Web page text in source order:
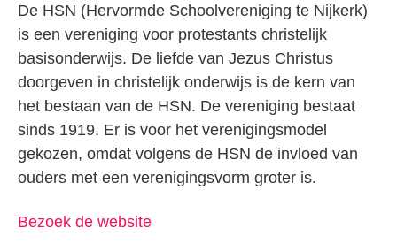
De HSN (Hervormde Schoolvereniging te Nijkerk)
is een vereniging voor protestants christelijk
basisonderwijs. De liefde van Jezus Christus
doorgeven in christelijk onderwijs is de kern van
het bestaan van de HSN. De vereniging bestaat
sinds 1919. Er is voor het verenigingsmodel
gekozen, omdat volgens de HSN de invloed van
ouders met een verenigingsvorm groter is.
Bezoek de website